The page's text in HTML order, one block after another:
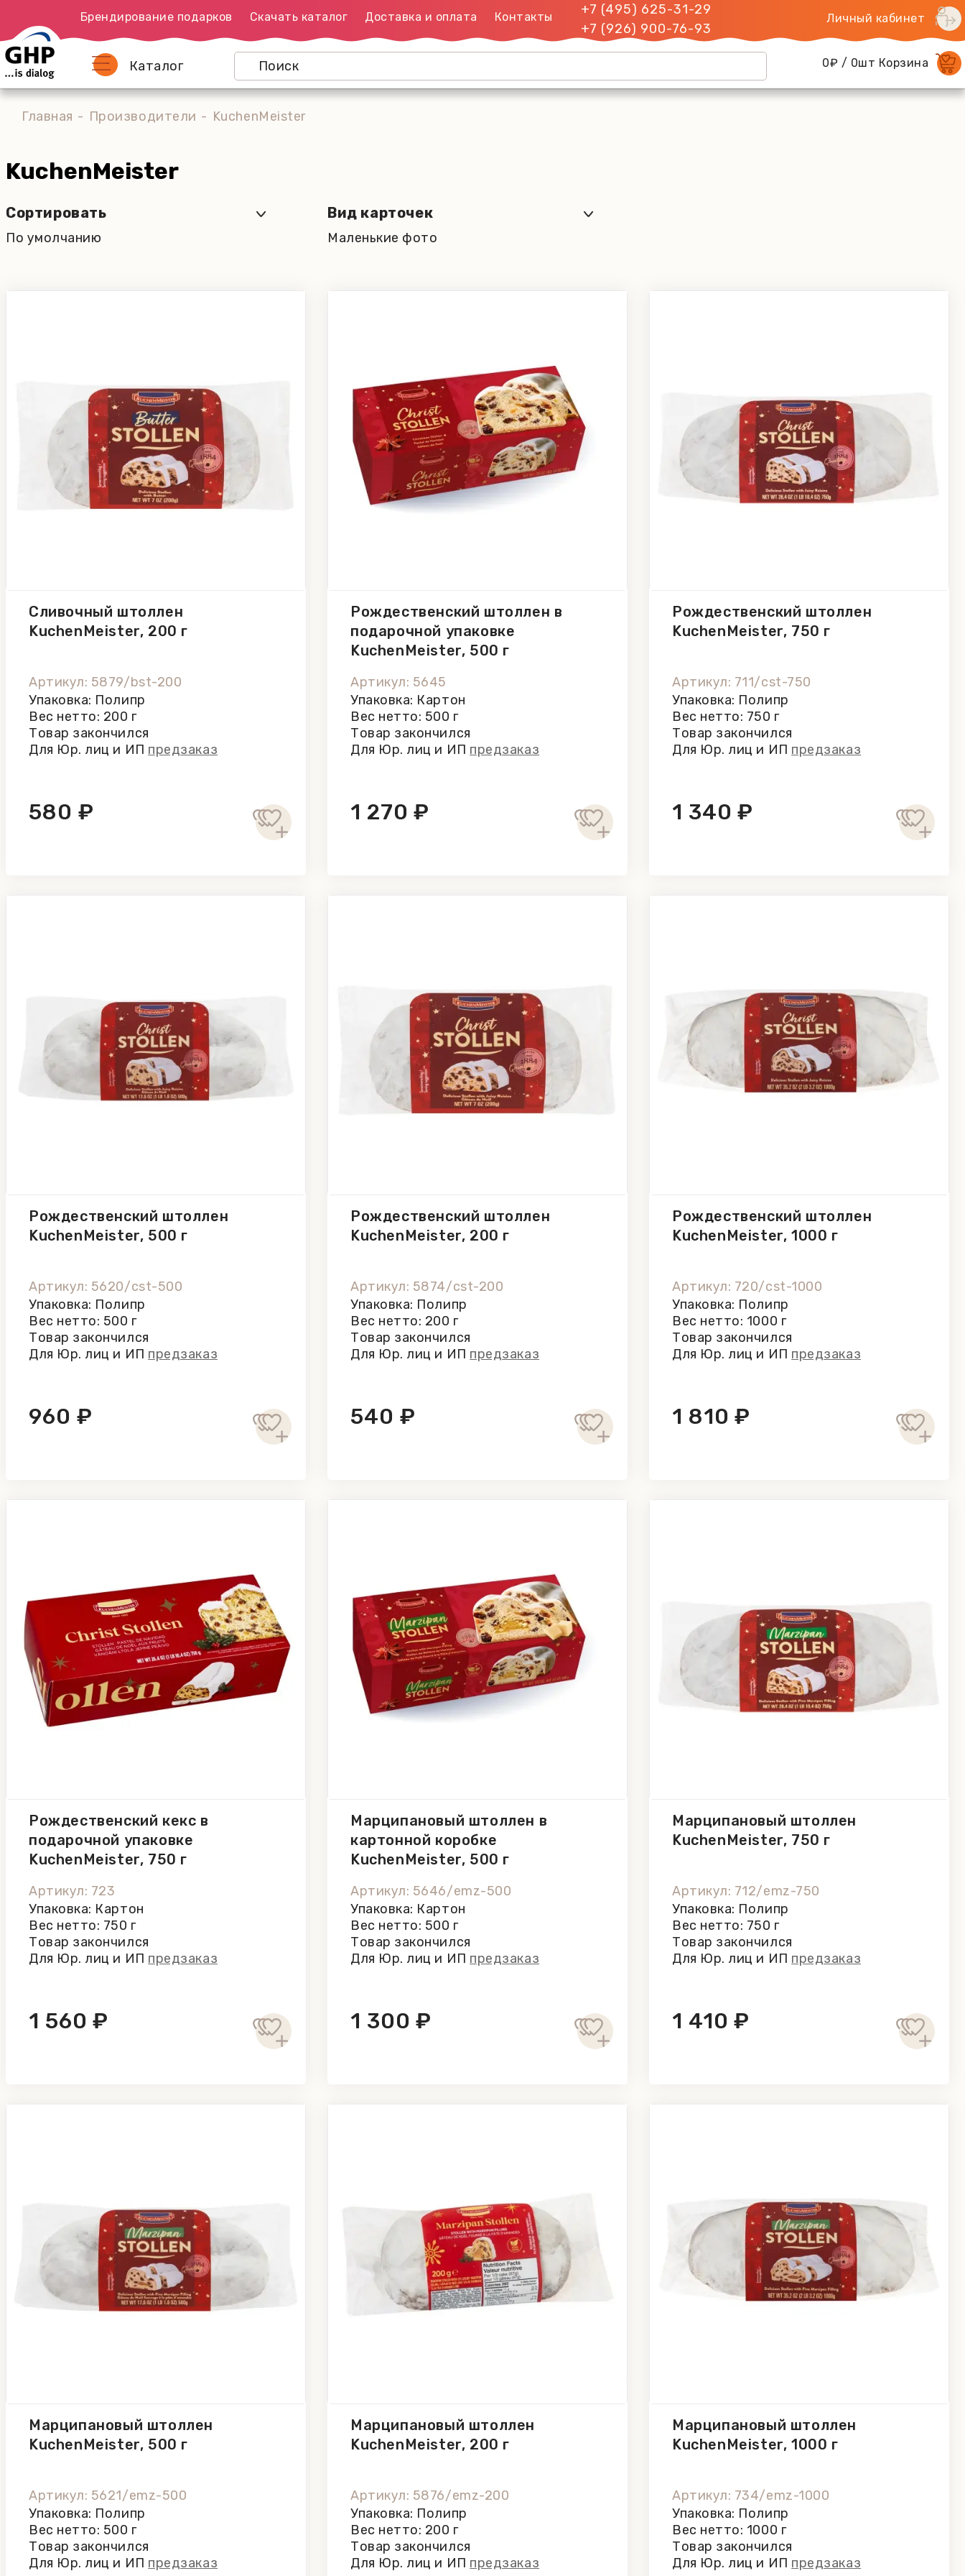
Брендирование подарков Скачать каталог Доставка и оплата Контакты
+7 (495) 625-31-29
+7 (926) 900-76-93
Каталог
Личный кабинет
0₽ / 0шт Корзина
Главная Производители KuchenMeister
KuchenMeister
Сортировать
По умолчанию
Вид карточек
Маленькие фото
Сливочный штоллен
KuchenMeister, 200 г
Артикул: 5879/bst-200
Упаковка: Полипр
Вес нетто: 200 г
Товар закончился
Для Юр. лиц и ИП предзаказ
580 ₽
Рождественский штоллен в
подарочной упаковке
KuchenMeister, 500 г
Артикул: 5645
Упаковка: Картон
Вес нетто: 500 г
Товар закончился
Для Юр. лиц и ИП предзаказ
1 270 ₽
Рождественский штоллен
KuchenMeister, 750 г
Артикул: 711/cst-750
Упаковка: Полипр
Вес нетто: 750 г
Товар закончился
Для Юр. лиц и ИП предзаказ
1 340 ₽
Рождественский штоллен
KuchenMeister, 500 г
Артикул: 5620/cst-500
Упаковка: Полипр
Вес нетто: 500 г
Товар закончился
Для Юр. лиц и ИП предзаказ
960 ₽
Рождественский штоллен
KuchenMeister, 200 г
Артикул: 5874/cst-200
Упаковка: Полипр
Вес нетто: 200 г
Товар закончился
Для Юр. лиц и ИП предзаказ
540 ₽
Рождественский штоллен
KuchenMeister, 1000 г
Артикул: 720/cst-1000
Упаковка: Полипр
Вес нетто: 1000 г
Товар закончился
Для Юр. лиц и ИП предзаказ
1 810 ₽
Рождественский кекс в
подарочной упаковке
KuchenMeister, 750 г
Артикул: 723
Упаковка: Картон
Вес нетто: 750 г
Товар закончился
Для Юр. лиц и ИП предзаказ
1 560 ₽
Марципановый штоллен в
картонной коробке
KuchenMeister, 500 г
Артикул: 5646/emz-500
Упаковка: Картон
Вес нетто: 500 г
Товар закончился
Для Юр. лиц и ИП предзаказ
1 300 ₽
Марципановый штоллен
KuchenMeister, 750 г
Артикул: 712/emz-750
Упаковка: Полипр
Вес нетто: 750 г
Товар закончился
Для Юр. лиц и ИП предзаказ
1 410 ₽
Марципановый штоллен
KuchenMeister, 500 г
Артикул: 5621/emz-500
Упаковка: Полипр
Вес нетто: 500 г
Товар закончился
Для Юр. лиц и ИП предзаказ
Марципановый штоллен
KuchenMeister, 200 г
Артикул: 5876/emz-200
Упаковка: Полипр
Вес нетто: 200 г
Товар закончился
Для Юр. лиц и ИП предзаказ
Марципановый штоллен
KuchenMeister, 1000 г
Артикул: 734/emz-1000
Упаковка: Полипр
Вес нетто: 1000 г
Товар закончился
Для Юр. лиц и ИП предзаказ